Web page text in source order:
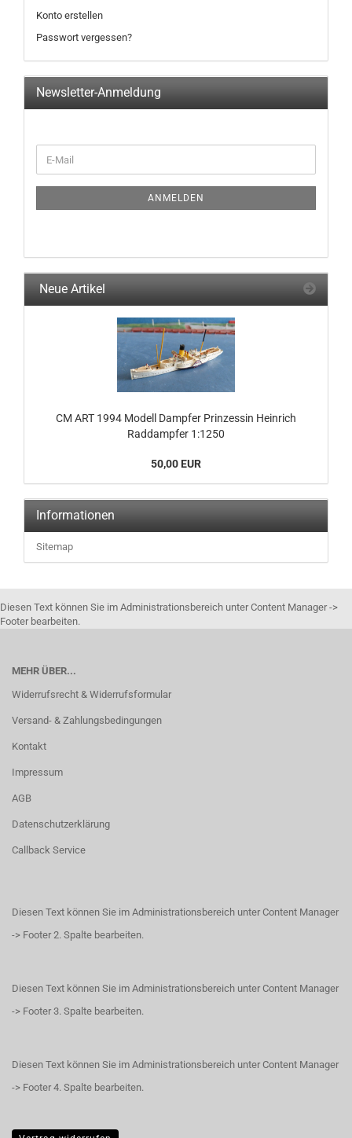
Konto erstellen
Passwort vergessen?
Newsletter-Anmeldung
ZUR
E-
Mail
ANMELDEN
Neue Artikel
CM ART 1994 Modell Dampfer Prinzessin Heinrich
Raddampfer 1:1250
50,00 EUR
Informationen
Sitemap
Diesen Text können Sie im Administrationsbereich unter Content Manager ->
Footer bearbeiten.
MEHR ÜBER...
Widerrufsrecht & Widerrufsformular
Versand- & Zahlungsbedingungen
Kontakt
Impressum
AGB
Datenschutzerklärung
Callback Service
Diesen Text können Sie im Administrationsbereich unter Content Manager
-> Footer 2. Spalte bearbeiten.
Diesen Text können Sie im Administrationsbereich unter Content Manager
-> Footer 3. Spalte bearbeiten.
Diesen Text können Sie im Administrationsbereich unter Content Manager
-> Footer 4. Spalte bearbeiten.